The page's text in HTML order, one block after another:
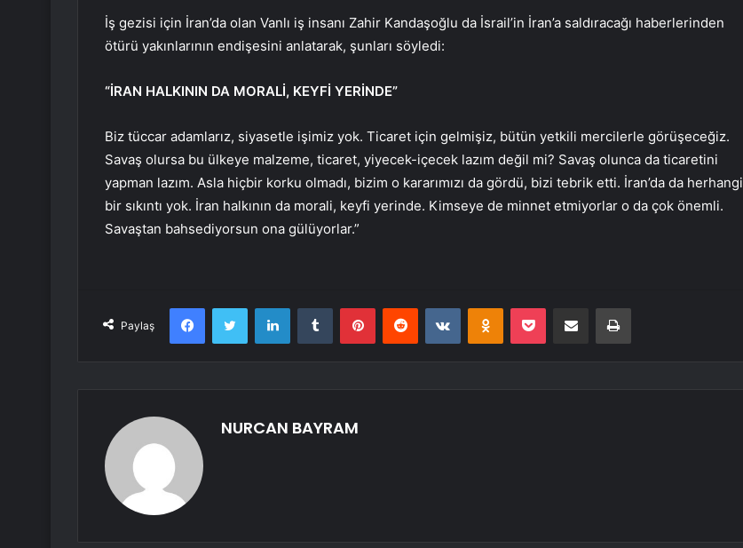
İş gezisi için İran’da olan Vanlı iş insanı Zahir Kandaşoğlu da İsrail’in İran’a saldıracağı haberlerinden
ötürü yakınlarının endişesini anlatarak, şunları söyledi:
“İRAN HALKININ DA MORALİ, KEYFİ YERİNDE”
Biz tüccar adamlarız, siyasetle işimiz yok. Ticaret için gelmişiz, bütün yetkili mercilerle görüşeceğiz.
Savaş olursa bu ülkeye malzeme, ticaret, yiyecek-içecek lazım değil mi? Savaş olunca da ticaretini
yapman lazım. Asla hiçbir korku olmadı, bizim o kararımızı da gördü, bizi tebrik etti. İran’da da herhangi
bir sıkıntı yok. İran halkının da morali, keyfi yerinde. Kimseye de minnet etmiyorlar o da çok önemli.
Savaştan bahsediyorsun ona gülüyorlar.”
Paylaş
FacebookTwitter LinkedInTumblr PinterestReddit VKontakteOdnoklassniki
Pocket E-Posta ile paylaş Yazdır
NURCAN BAYRAM